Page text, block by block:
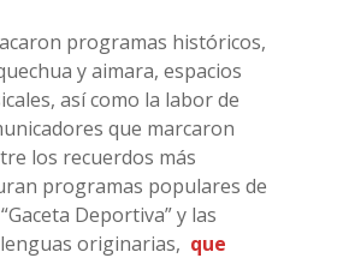
programas históricos,
y aimara, espacios
así como la labor de
que marcaron
los recuerdos más
programas populares de
Deportiva” y las
originarias, que